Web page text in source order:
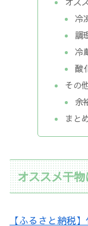
冷
調
冷
酸
その
余
まと
オススメ干
【ふるさと納税